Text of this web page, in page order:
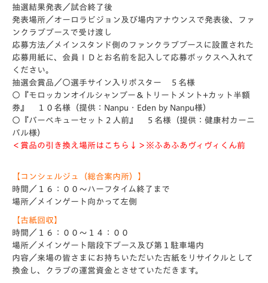
抽選結果発表／試合終了後
発表場所／オーロラビジョン及び場内アナウンスで発表後、ファ
ンクラブブースで受け渡し
応募方法／メインスタンド側のファンクラブブースに設置された
応募用紙に、会員ＩＤとお名前を記入して応募ボックスへ入れて
ください。
抽選会賞品／○選手サイン入りポスター ５名様
○『モロッカンオイルシャンプー＆トリートメント+カット半額
券』 １０名様（提供：Nanpu・Eden by Nanpu様）
○『バーベキューセット２人前』 ５名様（提供：健康村カーニ
バル様）
＜賞品の引き換え場所はこちら↓＞※ふあふあヴィヴィくん前
【コンシェルジュ（総合案内所）】
時間／１６：００～ハーフタイム終了まで
場所／メインゲート向かって左側
【古紙回収】
時間／１６：００～１４：００
場所／メインゲート階段下ブース及び第１駐車場内
内容／来場の皆さまにお持ちいただいた古紙をリサイクルとして
換金し、クラブの運営資金とさせていただきます。